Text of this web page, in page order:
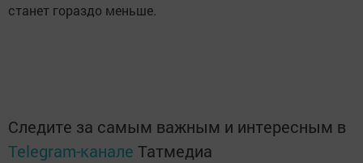
станет гораздо меньше.
Следите за самым важным и интересным в
Telegram-канале Татмедиа